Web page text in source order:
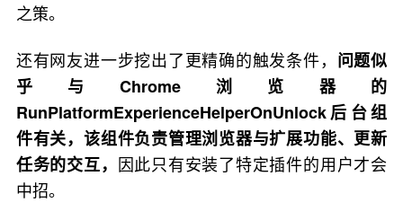
之策。
还有网友进一步挖出了更精确的触发条件， 问题似
乎与Chrome浏览器的
RunPlatformExperienceHelperOnUnlock后台组
件有关，该组件负责管理浏览器与扩展功能、更新
任务的交互， 因此只有安装了特定插件的用户才会
中招。